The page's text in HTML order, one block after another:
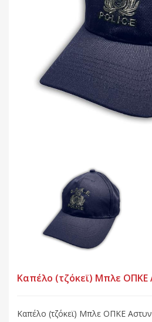
Καπέλο (τζόκεϊ) Μπλε ΟΠΚΕ
Καπέλο (τζόκεϊ) Μπλε ΟΠΚΕ